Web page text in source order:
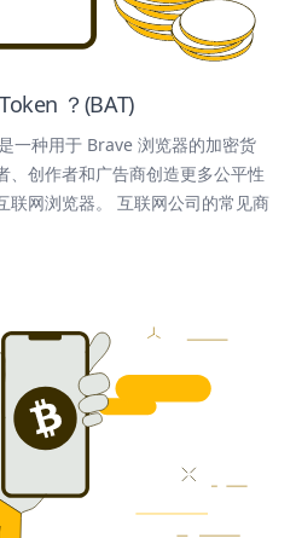
？(BAT)
一种用于 Brave 浏览器的加密货
、创作者和广告商创造更多公平性
联网浏览器。 互联网公司的常见商